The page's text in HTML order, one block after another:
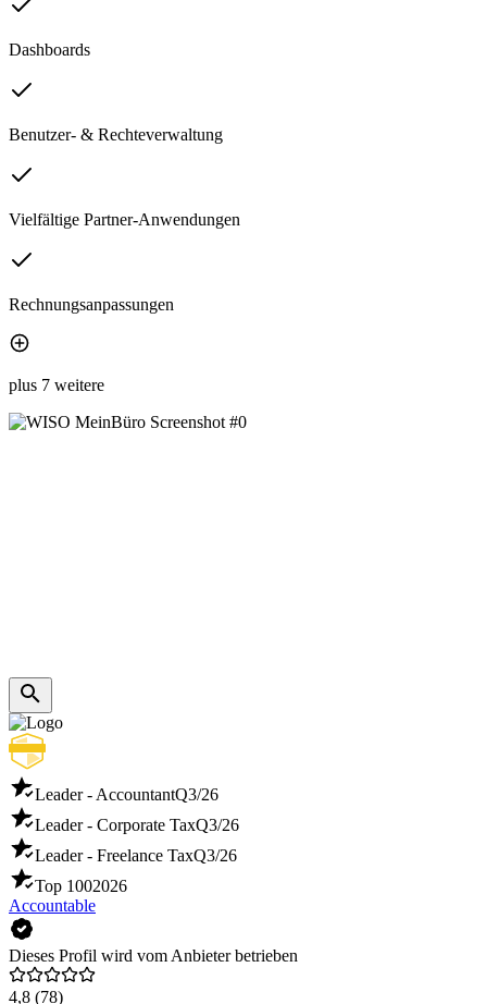
Dashboards
Benutzer- & Rechteverwaltung
Vielfältige Partner-Anwendungen
Rechnungsanpassungen
plus 7 weitere
Leader - AccountantQ3/26
Leader - Corporate TaxQ3/26
Leader - Freelance TaxQ3/26
Top 1002026
Accountable
Dieses Profil wird vom Anbieter betrieben
4,8 (78)